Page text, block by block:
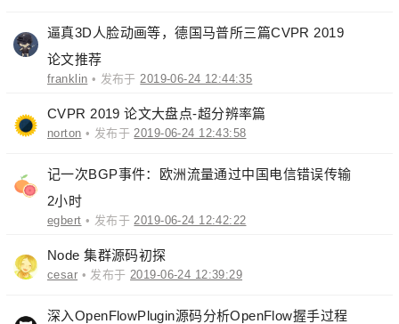
逼真3D人脸动画等，德国马普所三篇CVPR 2019
论文推荐
franklin • 发布于2019-06-24 12:44:35
CVPR 2019 论文大盘点-超分辨率篇
norton • 发布于2019-06-24 12:43:58
记一次BGP事件：欧洲流量通过中国电信错误传输
2小时
egbert • 发布于2019-06-24 12:42:22
Node 集群源码初探
cesar • 发布于2019-06-24 12:39:29
深入OpenFlowPlugin源码分析OpenFlow握手过程